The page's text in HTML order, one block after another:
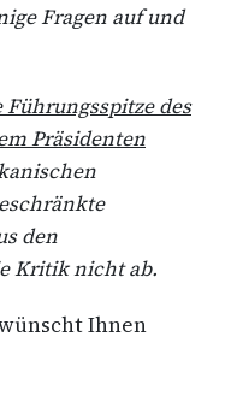
Fragen auf und
des
Präsidenten
den
Kritik nicht ab.
Ihnen